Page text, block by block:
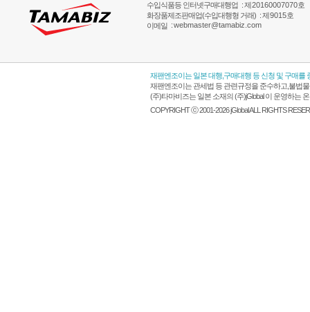
수입식품등 인터넷구매대행업 :제20160007070호
화장품제조판매업(수입대행형 거래) :제9015호
이메일 :webmaster@tamabiz.com
재팬엔조이는 일본 대행,구매대행 등 신청 및 구매
재팬엔조이는 관세법 등 관련규정을 준수하고,불법
(주)타마비즈는 일본 소재의 (주)jGlobal 이 운영하는
COPYRIGHT ⓒ 2001-2026 jGlobal ALL RIGHTS